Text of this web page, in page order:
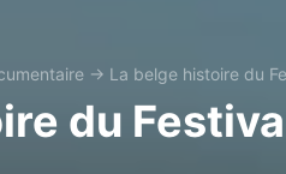
→ La belge histoire du
du